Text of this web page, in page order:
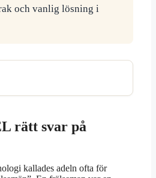
och vanlig lösning i
rätt svar på
kallades adeln ofta för